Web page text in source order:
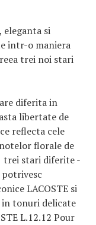
eleganta si
intr-o maniera
trei noi stari
diferita in
libertate de
reflecta cele
florale de
trei stari diferite -
potrivesc
LACOSTE si
tonuri delicate
L.12.12 Pour